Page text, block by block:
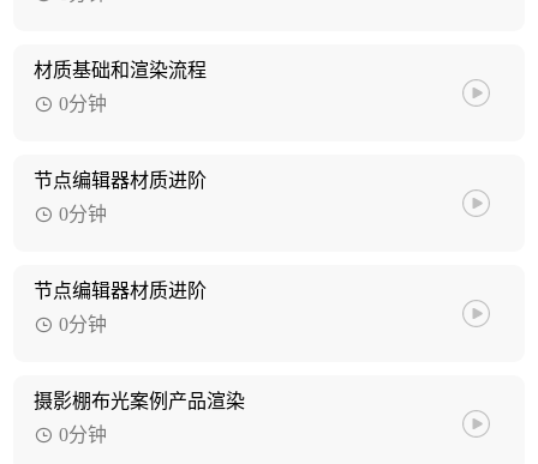
材质基础和渲染流程
0分钟
节点编辑器材质进阶
0分钟
节点编辑器材质进阶
0分钟
摄影棚布光案例产品渲染
0分钟